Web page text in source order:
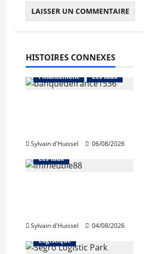
HISTOIRES CONNEXES
Abonnés
Financement
Les taux
Sylvain d'Huissel 06/08/2026
L'avis des courtiers
Les taux
Sylvain d'Huissel 04/08/2026
Immo d'entreprise
Logistique